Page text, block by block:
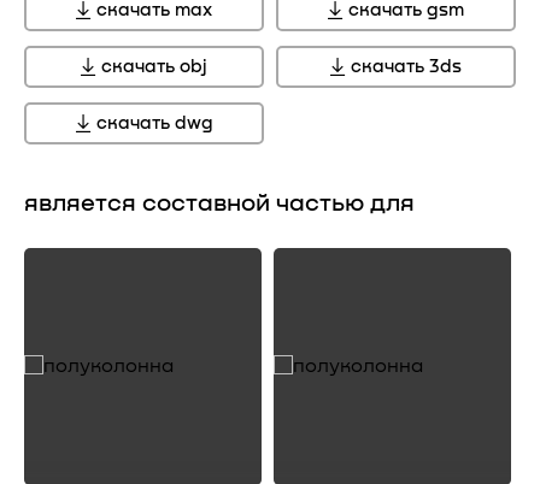
скачать max скачать gsm
скачать obj скачать 3ds
скачать dwg
является составной частью для